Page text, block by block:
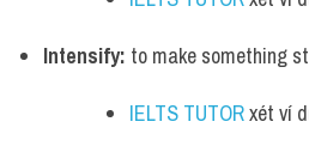
Intensify: to make something
IELTS TUTOR xét ví